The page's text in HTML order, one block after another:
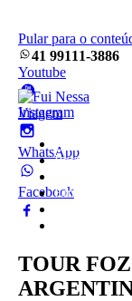
Pular para o
41 99111-3886
Youtube
Instagram
WhatsApp
Facebook
Home
Pacotes
Empresa
TOUR